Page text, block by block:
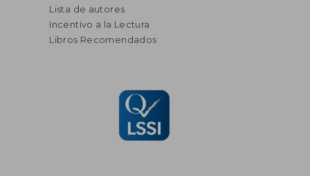
Lista de autores
Incentivo a la Lectura
Libros Recomendados